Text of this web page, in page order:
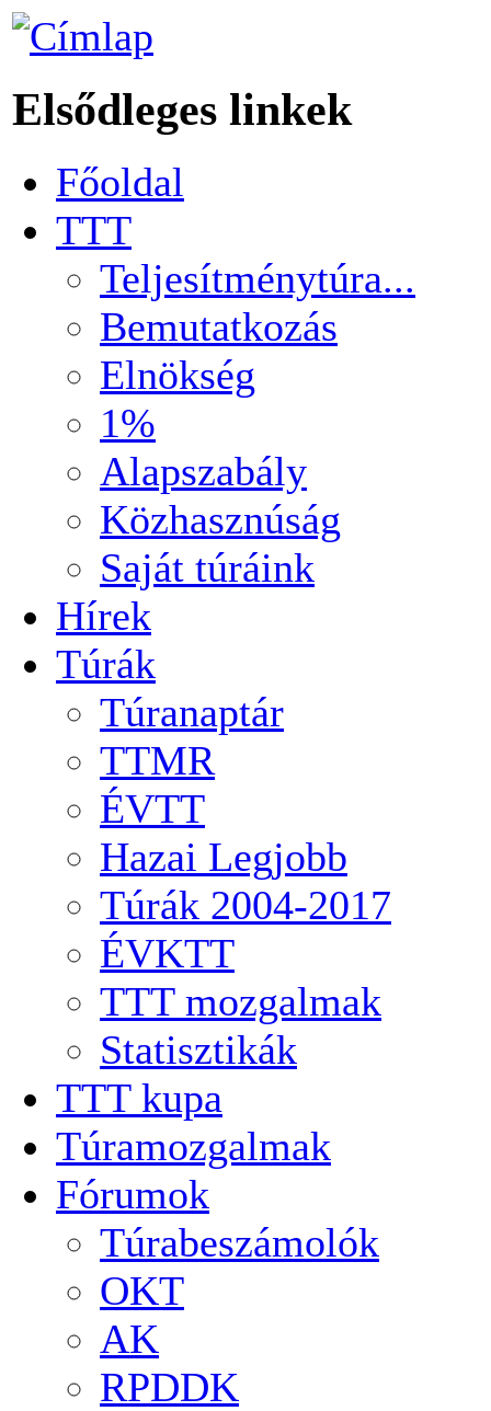
Elsődleges linkek
Főoldal
TTT
Teljesítménytúra...
Bemutatkozás
Elnökség
1%
Alapszabály
Közhasznúság
Saját túráink
Hírek
Túrák
Túranaptár
TTMR
ÉVTT
Hazai Legjobb
Túrák 2004-2017
ÉVKTT
TTT mozgalmak
Statisztikák
TTT kupa
Túramozgalmak
Fórumok
Túrabeszámolók
OKT
AK
RPDDK